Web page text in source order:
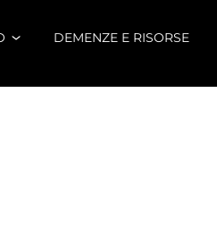
DEMENZE E RISORSE